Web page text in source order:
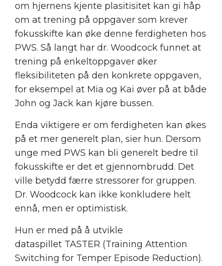
om hjernens kjente plasitisitet kan gi håp
om at trening på oppgaver som krever
fokusskifte kan øke denne ferdigheten hos
PWS. Så langt har dr. Woodcock funnet at
trening på enkeltoppgaver øker
fleksibiliteten på den konkrete oppgaven,
for eksempel at Mia og Kai øver på at både
John og Jack kan kjøre bussen.
Enda viktigere er om ferdigheten kan økes
på et mer generelt plan, sier hun. Dersom
unge med PWS kan bli generelt bedre til
fokusskifte er det et gjennombrudd. Det
ville betydd færre stressorer for gruppen.
Dr. Woodcock kan ikke konkludere helt
ennå, men er optimistisk.
Hun er med på å utvikle
dataspillet TASTER (Training Attention
Switching for Temper Episode Reduction).